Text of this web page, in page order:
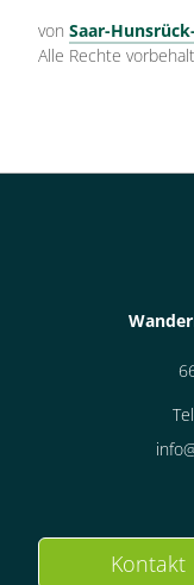
von Saar-
Alle Rechte
Kontakt